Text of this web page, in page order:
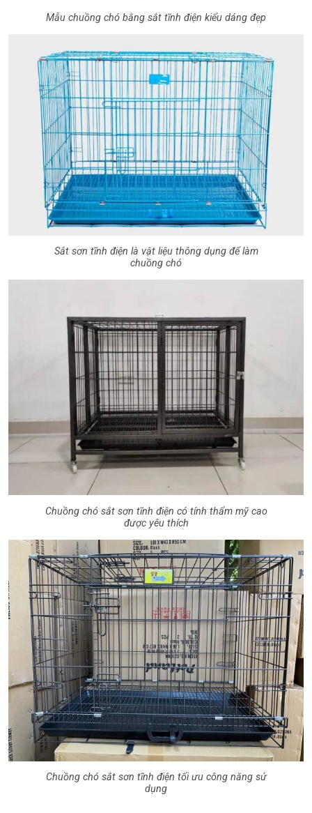
Mẫu chuồng chó bằng sắt tĩnh điện kiểu dáng đẹp
Sắt sơn tĩnh điện là vật liệu thông dụng để làm
chuồng chó
Chuồng chó sắt sơn tĩnh điện có tính thẩm mỹ cao
được yêu thích
Chuồng chó sắt sơn tĩnh điện tối ưu công năng sử
dụng